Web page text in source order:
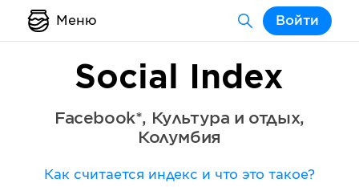
Меню Войти
Social Index
Facebook*, Культура и отдых,
Колумбия
Как считается индекс и что это такое?